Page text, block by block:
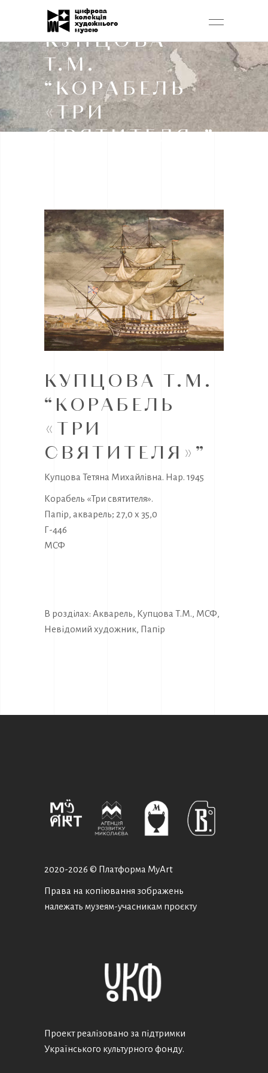
КУПЦОВА
Т.М.
“КОРАБЕЛЬ
«ТРИ
СВЯТИТЕЛЯ»”
КУПЦОВА Т.М.
“КОРАБЕЛЬ
«ТРИ
СВЯТИТЕЛЯ»”
Купцова Тетяна Михайлівна. Нар. 1945
Корабель «Три святителя».
Папір, акварель; 27,0 х 35,0
Г-446
МСФ
В розділах: Акварель, Купцова Т.М., МСФ,
Невідомий художник, Папір
2020-2026 © Платформа MyArt
Права на копіювання зображень
належать музеям-учасникам проєкту
Проект реалізовано за підтримки
Українського культурного фонду.